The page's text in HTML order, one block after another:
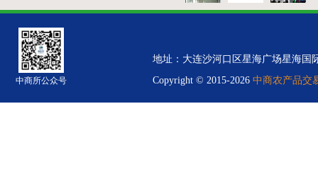
中商所公众号
地址：大连沙河口区星海广场星海国
Copyright © 2015-2026 中商农产品交